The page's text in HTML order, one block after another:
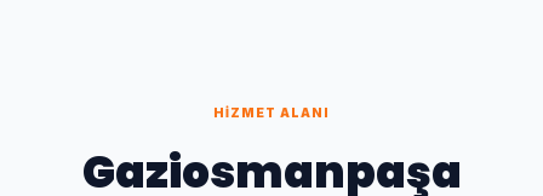
HIZMET ALANI
Gaziosmanpaşa